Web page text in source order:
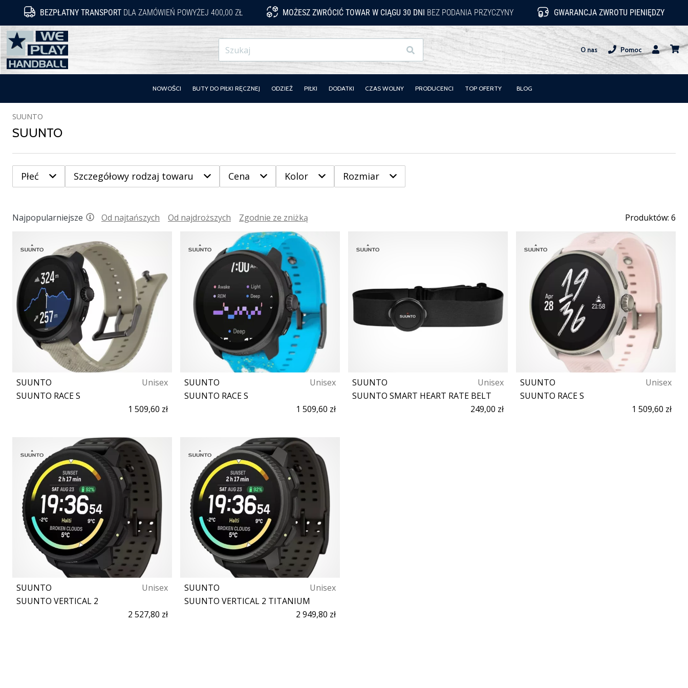
BEZPŁATNY TRANSPORT DLA ZAMÓWIEŃ POWYŻEJ 400,00 ZŁ MOŻESZ ZWRÓCIĆ TOWAR W CIĄGU 30 DNI BEZ PODANIA PRZYCZYNY GWARANCJA ZWROTU PIENIĘDZY
WePlayHandball.pl
Szukaj O nas
Pomoc
Użytkownik
NOWOŚCI BUTY DO PIŁKI RĘCZNEJ ODZIEŻ PIŁKI DODATKI CZAS WOLNY PRODUCENCI TOP OFERTY BLOG
SUUNTO
SUUNTO
Płeć Szczegółowy rodzaj towaru Cena Kolor Rozmiar
Najpopularniejsze Od najtańszych Od najdroższych Zgodnie ze zniżką Produktów: 6
SUUNTO
Unisex
SUUNTO RACE S
1 509,60 zł
Rozmiar uniwersalny
SUUNTO
Unisex
SUUNTO RACE S
1 509,60 zł
Rozmiar uniwersalny
SUUNTO
Unisex
SUUNTO SMART HEART RATE BELT
249,00 zł
SUUNTO
Unisex
SUUNTO RACE S
1 509,60 zł
SUUNTO
Unisex
SUUNTO VERTICAL 2
2 527,80 zł
SUUNTO
Unisex
SUUNTO VERTICAL 2 TITANIUM
2 949,80 zł